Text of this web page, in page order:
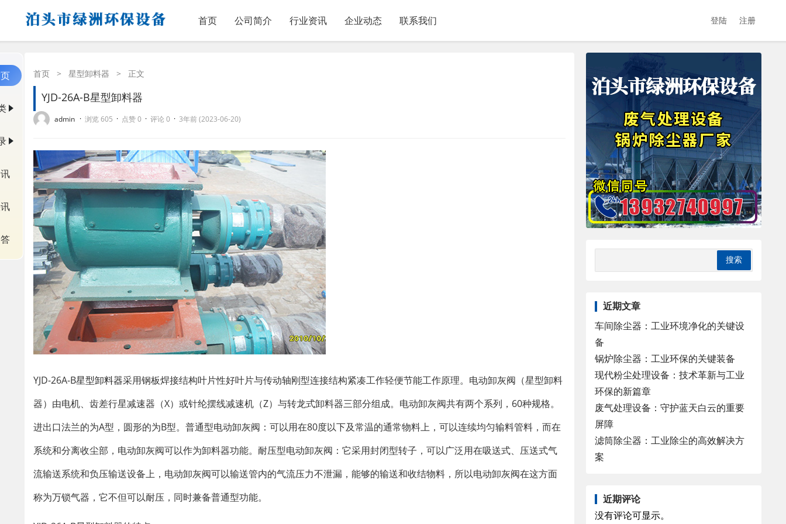
首页 公司简介 行业资讯 企业动态 联系我们 登陆 注册
首页 > 星型卸料器 > 正文
YJD-26A-B星型卸料器
admin · 浏览 605 · 点赞 0 · 评论 0 · 3年前 (2023-06-20)
YJD-26A-B星型卸料器采用钢板焊接结构叶片性好叶片与传动轴刚型连接结构紧凑工作轻便节能工作原理。电动卸灰阀（星型卸料
器）由电机、齿差行星减速器（X）或针纶摆线减速机（Z）与转龙式卸料器三部分组成。电动卸灰阀共有两个系列，60种规格。
进出口法兰的为A型，圆形的为B型。普通型电动卸灰阀：可以用在80度以下及常温的通常物料上，可以连续均匀输料管料，而在
系统和分离收尘部，电动卸灰阀可以作为卸料器功能。耐压型电动卸灰阀：它采用封闭型转子，可以广泛用在吸送式、压送式气
流输送系统和负压输送设备上，电动卸灰阀可以输送管内的气流压力不泄漏，能够的输送和收结物料，所以电动卸灰阀在这方面
称为万锁气器，它不但可以耐压，同时兼备普通型功能。
近期文章
车间除尘器：工业环境净化的关键设
备
锅炉除尘器：工业环保的关键装备
现代粉尘处理设备：技术革新与工业
环保的新篇章
废气处理设备：守护蓝天白云的重要
屏障
滤筒除尘器：工业除尘的高效解决方
案
近期评论
没有评论可显示。